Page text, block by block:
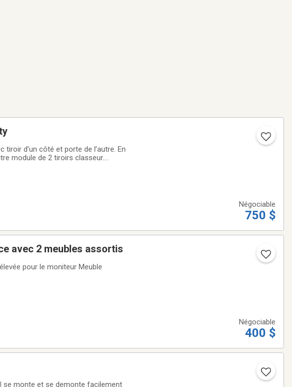
d’un côté et porte de l’autre. En
module de 2 tiroirs classeur.
Négociable
750 $
avec 2 meubles assortis
Négociable
400 $
se monte et se demonte facilement